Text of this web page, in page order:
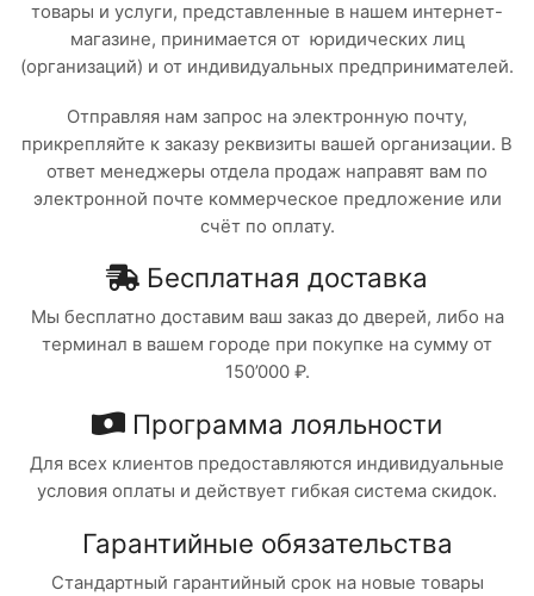
товары и услуги, представленные в нашем интернет-
магазине, принимается от юридических лиц
(организаций) и от индивидуальных предпринимателей.
Отправляя нам запрос на электронную почту,
прикрепляйте к заказу реквизиты вашей организации. В
ответ менеджеры отдела продаж направят вам по
электронной почте коммерческое предложение или
счёт по оплату.
Бесплатная доставка
Мы бесплатно доставим ваш заказ до дверей, либо на
терминал в вашем городе при покупке на сумму от
150’000 ₽.
Программа лояльности
Для всех клиентов предоставляются индивидуальные
условия оплаты и действует гибкая система скидок.
Гарантийные обязательства
Стандартный гарантийный срок на новые товары